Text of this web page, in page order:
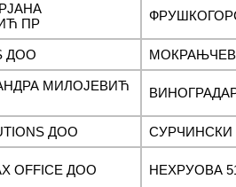
ПР
ДОО
МИЛОЈЕВИЋ
ДОО СУРЧИНСКИ
OFFICE ДОО НЕХРУОВА